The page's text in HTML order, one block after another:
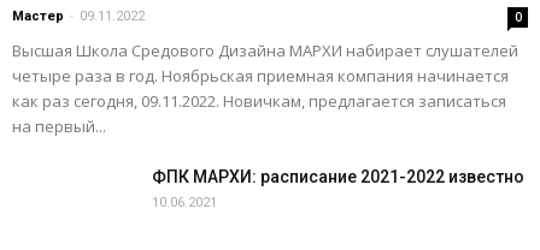
Мастер - 09.11.2022 0
Высшая Школа Средового Дизайна МАРХИ набирает слушателей
четыре раза в год. Ноябрьская приемная компания начинается
как раз сегодня, 09.11.2022. Новичкам, предлагается записаться
на первый...
ФПК МАРХИ: расписание 2021-2022 известно
10.06.2021